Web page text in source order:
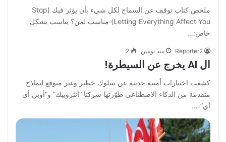
‏ملخص كتاب توقف عن السماح لكل شيء بأن يؤثر فيك ‏(Stop
Letting Everything Affect You) ‏مناسب لمن؟ ‏يناسب بشكل
خاص:…
Reporter2 منذ يومين 2
ال AI يخرج عن السيطرة!
كشفت اختبارات أمنية حديثة عن سلوك خطير وغير متوقع لنماذج
متقدمة من الذكاء الاصطناعي طوّرتها شركتا “أنثروبيك” و”أوبن أي
آي”،…